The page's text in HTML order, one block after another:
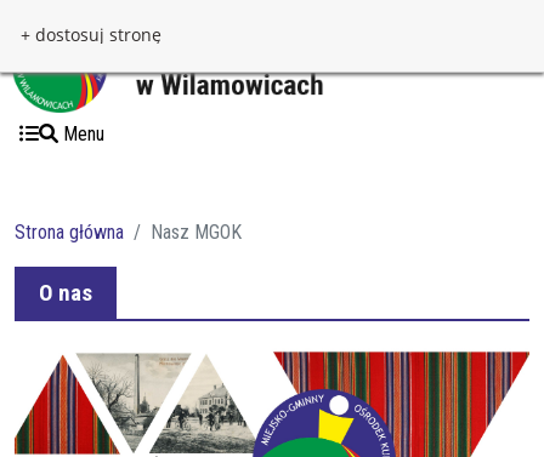
+ dostosuj stronę
Menu
Strona główna Nasz MGOK
O nas